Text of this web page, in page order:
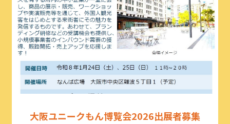
大阪ユニークもん博覧会2026出展者募集